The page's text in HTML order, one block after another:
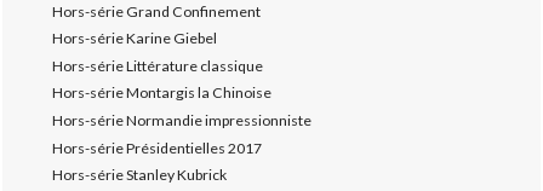
Hors-série Grand Confinement
Hors-série Karine Giebel
Hors-série Littérature classique
Hors-série Montargis la Chinoise
Hors-série Normandie impressionniste
Hors-série Présidentielles 2017
Hors-série Stanley Kubrick